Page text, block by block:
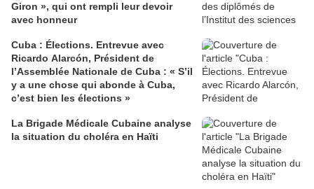
Giron », qui ont rempli leur devoir
avec honneur
Cuba : Élections. Entrevue avec
Ricardo Alarcón, Président de
l’Assemblée Nationale de Cuba : « S’il
y a une chose qui abonde à Cuba,
c’est bien les élections »
La Brigade Médicale Cubaine analyse
la situation du choléra en Haïti